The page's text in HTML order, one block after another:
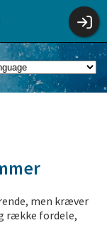
men kræver
række fordele,